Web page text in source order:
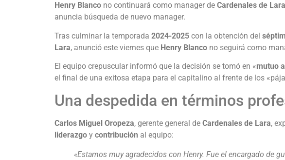
Henry Blanco no continuará como manager de Cardenales de Lara
anuncia búsqueda de nuevo manager.
Tras culminar la temporada 2024-2025 con la obtención del
Lara, anunció este viernes que Henry Blanco no seguirá como
El equipo crepuscular informó que la decisión se tomó en «mutuo
el final de una exitosa etapa para el capitalino al frente de los
Una despedida en términos
Carlos Miguel Oropeza, gerente general de Cardenales de Lara,
liderazgo y contribución al equipo:
«Estamos muy agradecidos con Henry. Fue el encargado de